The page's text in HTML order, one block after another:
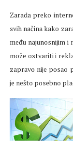
Zarada preko
svih načina kako
među najunosnijim i
može ostvariti i
zapravo nije posao
je nešto posebno